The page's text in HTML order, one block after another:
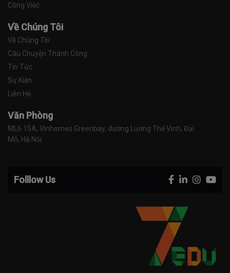
Công Việc
Về Chúng Tôi
Về Chúng Tôi
Câu Chuyện Thành Công
Tin Tức
Sự Kiện
Liên Hệ
Văn Phòng
ML6 15A, Vinhomes Greenbay, đường Lương Thế Vinh, Đại
Mỗ, Hà Nội
Folllow Us